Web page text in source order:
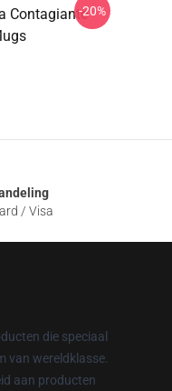
Contagiante-20%
/ Visa
die speciaal
van wereldklasse.
aan producten